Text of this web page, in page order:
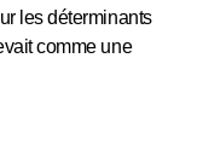
les déterminants
comme une